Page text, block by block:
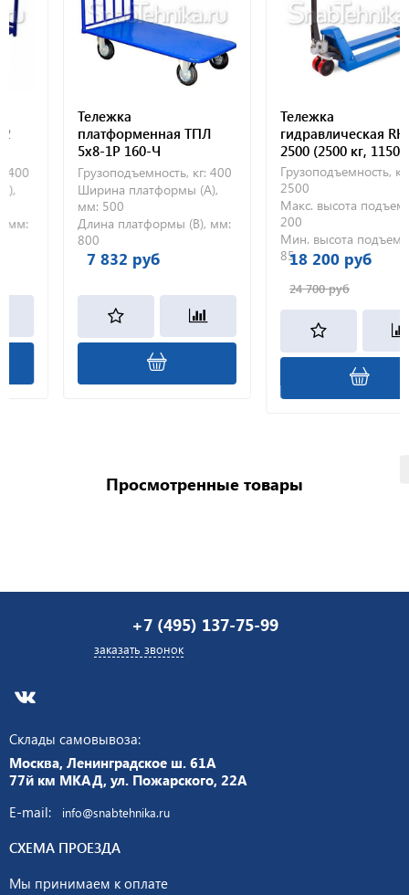
ТП 2
кг:
(А),
(В), мм:
Тележка
платформенная ТПЛ
5х8-1Р 160-Ч
Грузоподъемность, кг:
Ширина платформы (А),
мм:
Длина платформы (В), мм:
7 832 руб
Тележка
2500 (2500 кг,
Макс. высота
Мин. высота
8518 200 руб
24 700 руб
Просмотренные товары
+7 (495) 137-75-99
заказать звонок
Склады самовывоза:
Москва, Ленинградское ш. 61А
77й км МКАД, ул. Пожарского, 22А
E-mail:
info@snabtehnika.ru
СХЕМА ПРОЕЗДА
Мы принимаем к оплате